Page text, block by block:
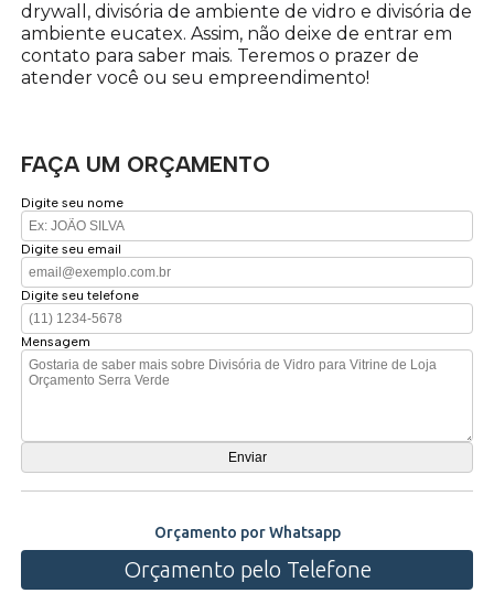
drywall, divisória de ambiente de vidro e divisória de
ambiente eucatex. Assim, não deixe de entrar em
contato para saber mais. Teremos o prazer de
atender você ou seu empreendimento!
FAÇA UM ORÇAMENTO
Digite seu nome
Digite seu email
Digite seu telefone
Mensagem
Orçamento por Whatsapp
Orçamento pelo Telefone